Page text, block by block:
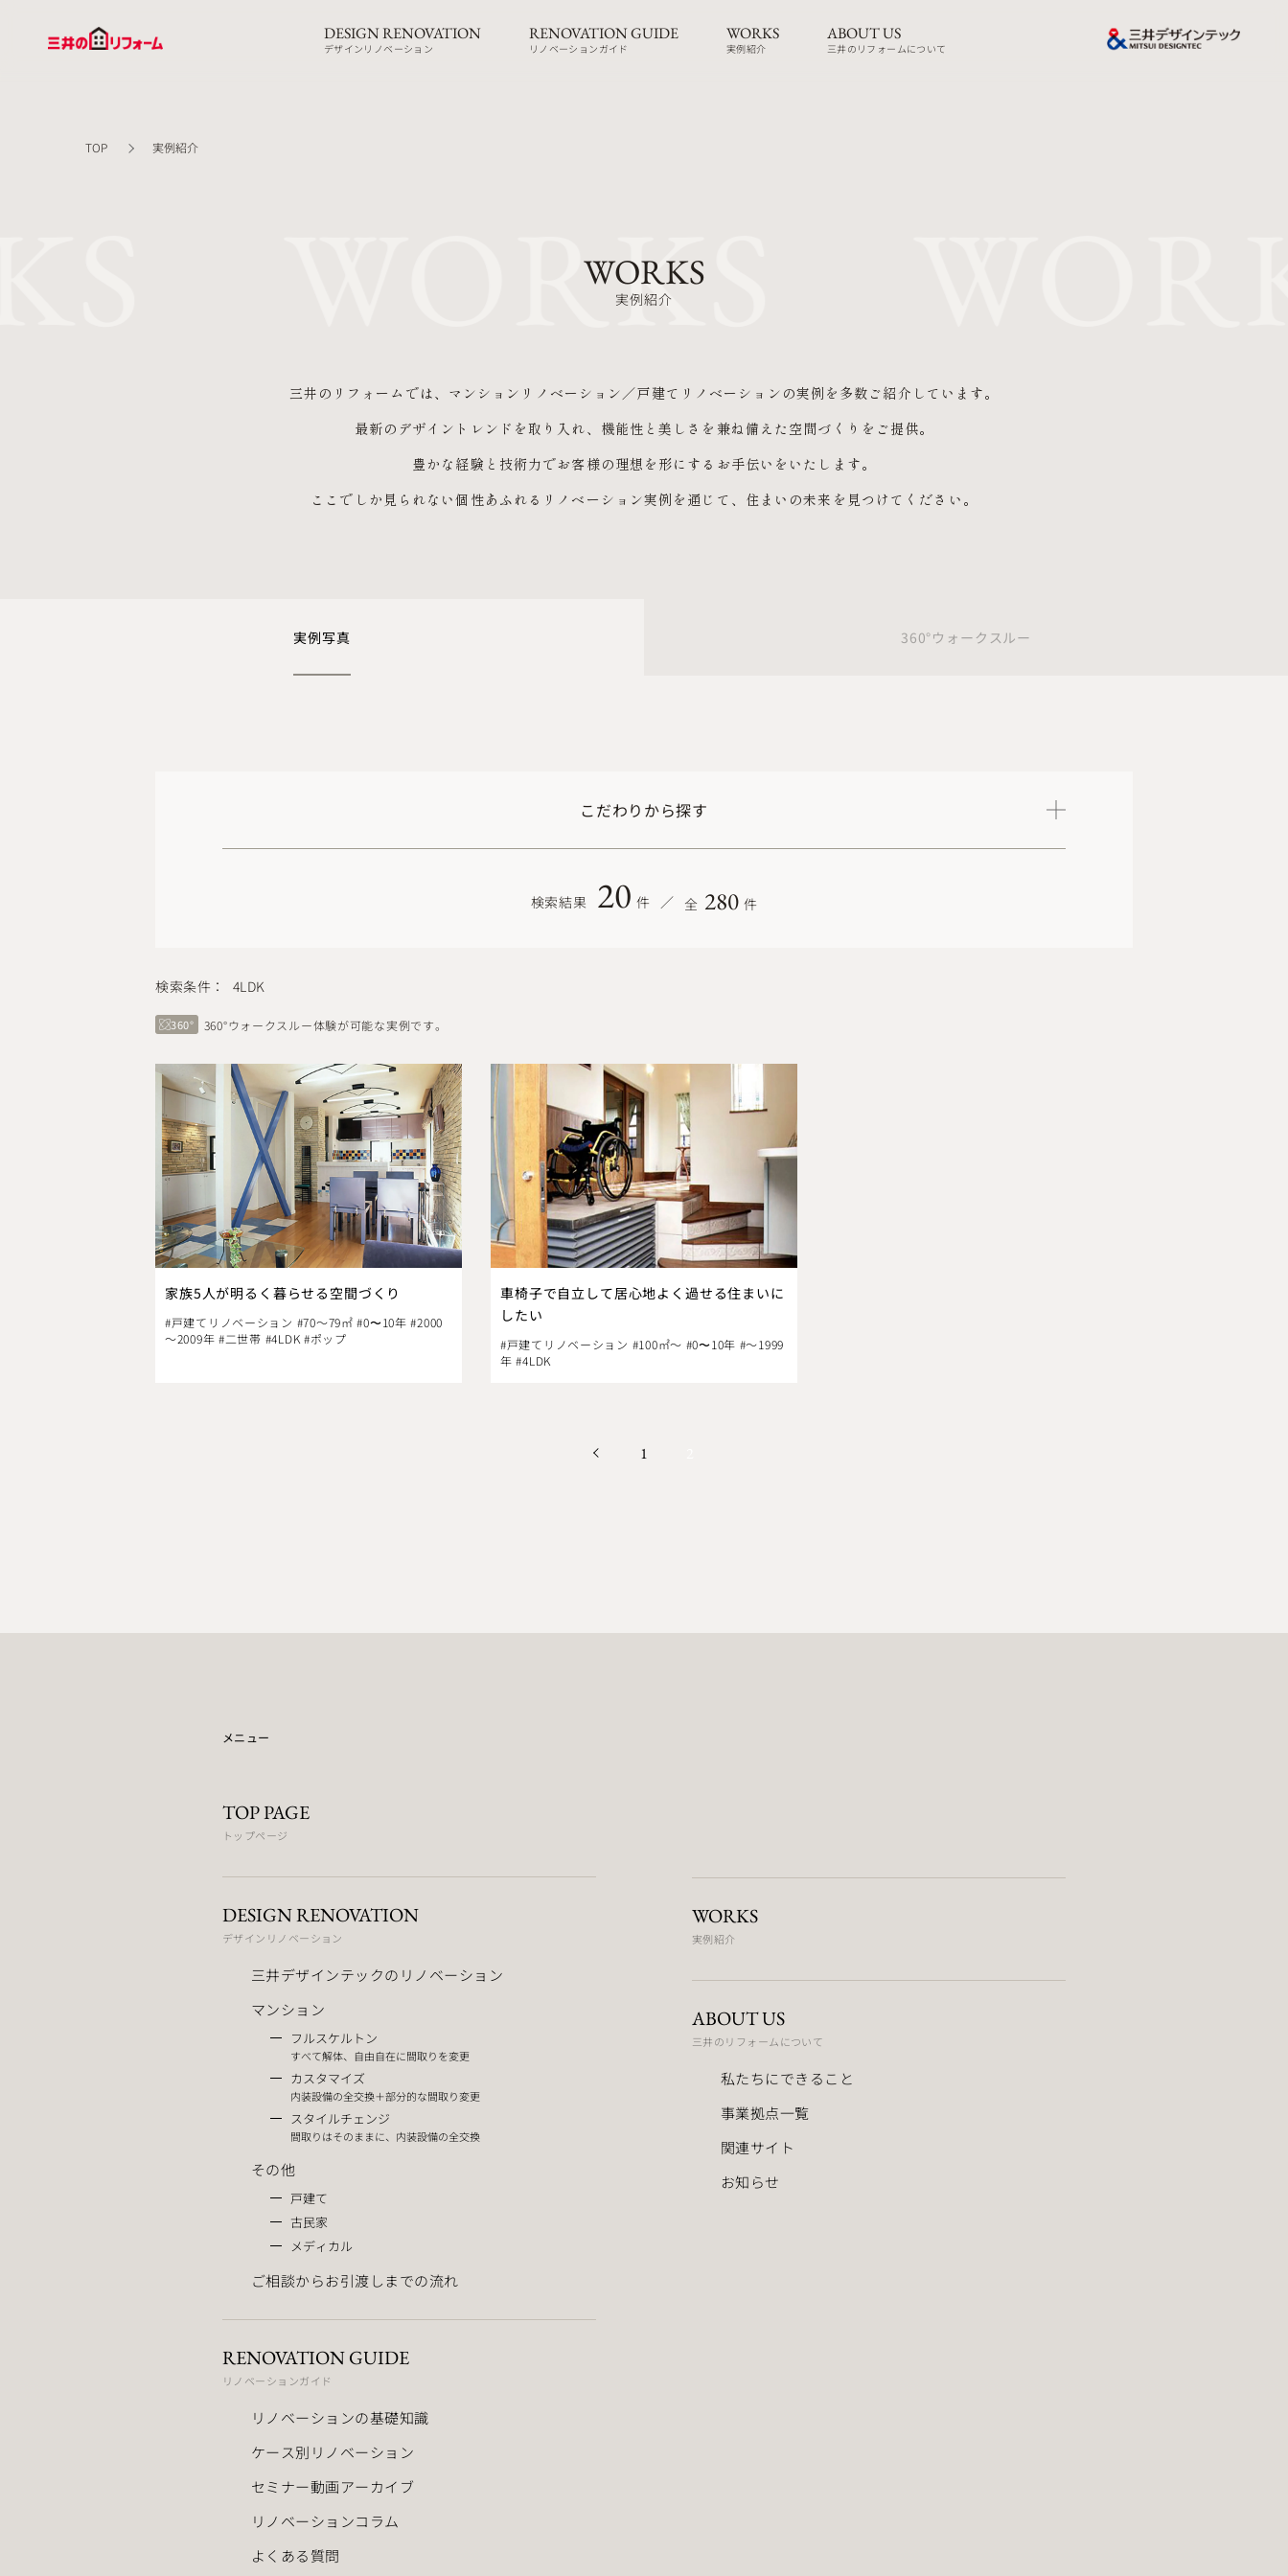
DESIGN RENOVATION
デザインリノベーション
RENOVATION GUIDE
リノベーションガイド
WORKS
実例紹介
ABOUT US
三井のリフォームについて
TOP 実例紹介
WORKS
WORKS
実例紹介
三井のリフォームでは、 マンションリノベーション／戸建てリノベーションの実例を多数ご紹介しています。
最新のデザイントレンドを取り入れ、 機能性と美しさを兼ね備えた空間づくりをご提供。
豊かな経験と技術力でお客様の理想を形にするお手伝いをいたします。
ここでしか見られない個性あふれるリノベーション実例を通じて、 住まいの未来を見つけてください。
実例写真 360°ウォークスルー
こだわりから探す
検索結果 20 件 全 280 件
検索条件： 4LDK
360° 360°ウォークスルー体験が可能な実例です。
家族5人が明るく暮らせる空間づくり
#戸建てリノベーション #70～79㎡ #0〜10年 #2000
～2009年 #二世帯 #4LDK #ポップ
車椅子で自立して居心地よく過せる住まいに
したい
#戸建てリノベーション #100㎡～ #0〜10年 #～1999
年 #4LDK
1
メニュー
TOP PAGE
トップページ
DESIGN RENOVATION
デザインリノベーション
三井デザインテックのリノベーション
マンション
フルスケルトン
すべて解体、自由自在に間取りを変更
カスタマイズ
内装設備の全交換＋部分的な間取り変更
スタイルチェンジ
間取りはそのままに、内装設備の全交換
その他
戸建て
古民家
メディカル
ご相談からお引渡しまでの流れ
RENOVATION GUIDE
リノベーションガイド
リノベーションの基礎知識
ケース別リノベーション
セミナー動画アーカイブ
リノベーションコラム
よくある質問
WORKS
実例紹介
ABOUT US
三井のリフォームについて
私たちにできること
事業拠点一覧
関連サイト
お知らせ